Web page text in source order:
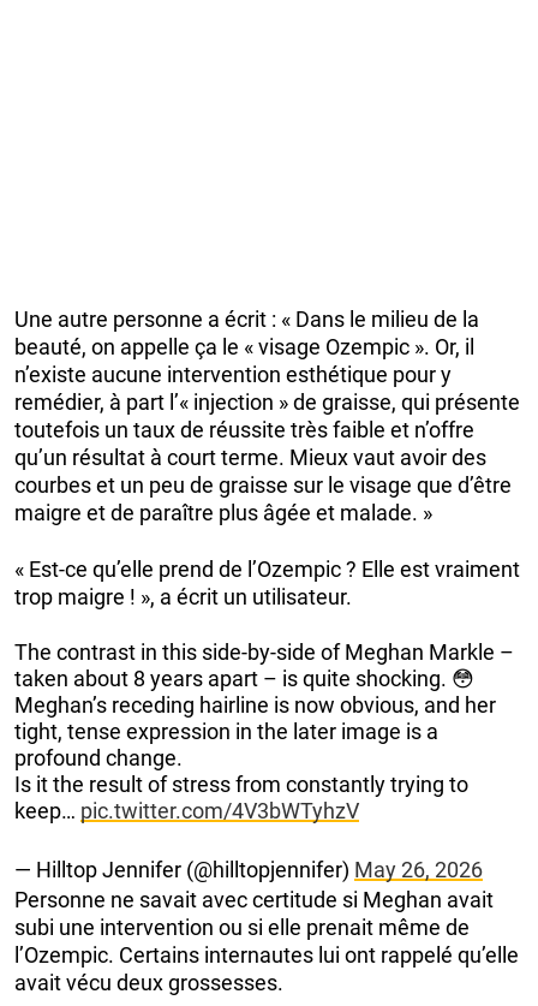
Une autre personne a écrit : « Dans le milieu de la
beauté, on appelle ça le « visage Ozempic ». Or, il
n’existe aucune intervention esthétique pour y
remédier, à part l’« injection » de graisse, qui présente
toutefois un taux de réussite très faible et n’offre
qu’un résultat à court terme. Mieux vaut avoir des
courbes et un peu de graisse sur le visage que d’être
maigre et de paraître plus âgée et malade. »
« Est-ce qu’elle prend de l’Ozempic ? Elle est vraiment
trop maigre ! », a écrit un utilisateur.
The contrast in this side-by-side of Meghan Markle –
taken about 8 years apart – is quite shocking. 😳
Meghan’s receding hairline is now obvious, and her
tight, tense expression in the later image is a
profound change.
Is it the result of stress from constantly trying to
keep… pic.twitter.com/4V3bWTyhzV
— Hilltop Jennifer (@hilltopjennifer) May 26, 2026
Personne ne savait avec certitude si Meghan avait
subi une intervention ou si elle prenait même de
l’Ozempic. Certains internautes lui ont rappelé qu’elle
avait vécu deux grossesses.